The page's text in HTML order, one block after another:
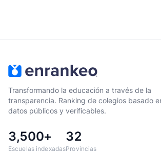
Transformando la educación a través de la
transparencia. Ranking de colegios basado
datos públicos y verificables.
3,500+
Escuelas indexadas
32
Provincias